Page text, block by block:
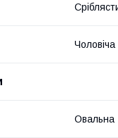
Чоловіча
Овальна